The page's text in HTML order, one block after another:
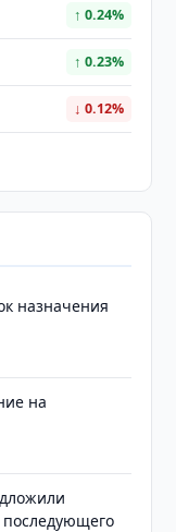
↑ 0.24%
↑ 0.23%
↓ 0.12%
назначения
на
последующего